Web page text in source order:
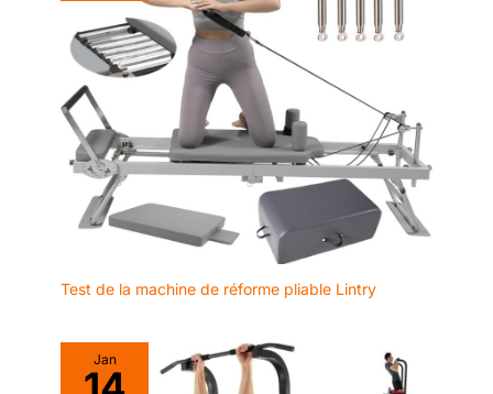
utilise une
technologie de bande
de roulement
composite à 7
couches, chaque
couche représentant
l'engagement ultime
envers la qualité et les
détails. Associé à 8
amortisseurs haute
performance intégrés
et 2 coussinets
d'amortissement en
complet
d'amortissement. Il
indispensable. 【Facile à
ranger】: Grâce à ses roulettes
intégrées, vous pouvez le
déplacer sans effort vers le
bureau, la chambre ou toute
autre pièce. Son encombrement
réduit permet une installation
flexible, même dans un angle,
sans sacrifier d'espace.
Test de la machine de réforme pliable Lintry
Jan